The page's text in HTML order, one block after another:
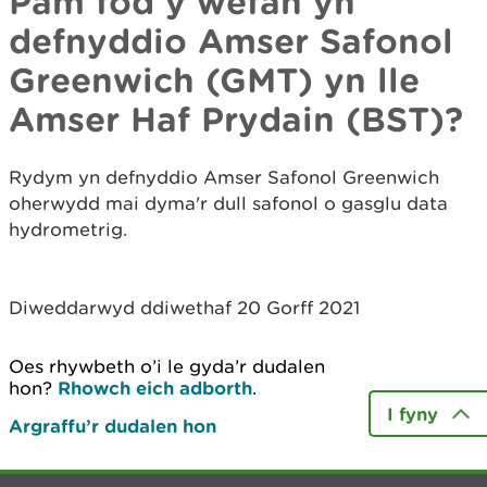
defnyddio Amser Safonol
Greenwich (GMT) yn lle
Amser Haf Prydain (BST)?
Rydym yn defnyddio Amser Safonol Greenwich
oherwydd mai dyma'r dull safonol o gasglu data
hydrometrig.
Diweddarwyd ddiwethaf 20 Gorff 2021
Oes rhywbeth o’i le gyda’r dudalen
hon? Rhowch eich adborth.
Argraffu’r dudalen hon
I fyny